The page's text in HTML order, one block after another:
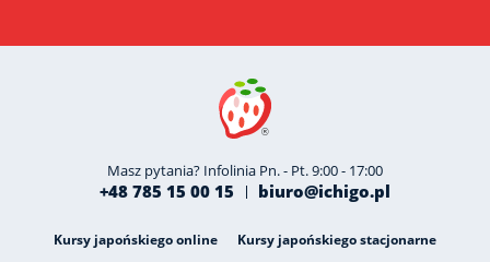
Masz pytania? Infolinia Pn. - Pt. 9:00 - 17:00
+48 785 15 00 15 biuro@ichigo.pl
Kursy japońskiego online
Kursy japońskiego stacjonarne